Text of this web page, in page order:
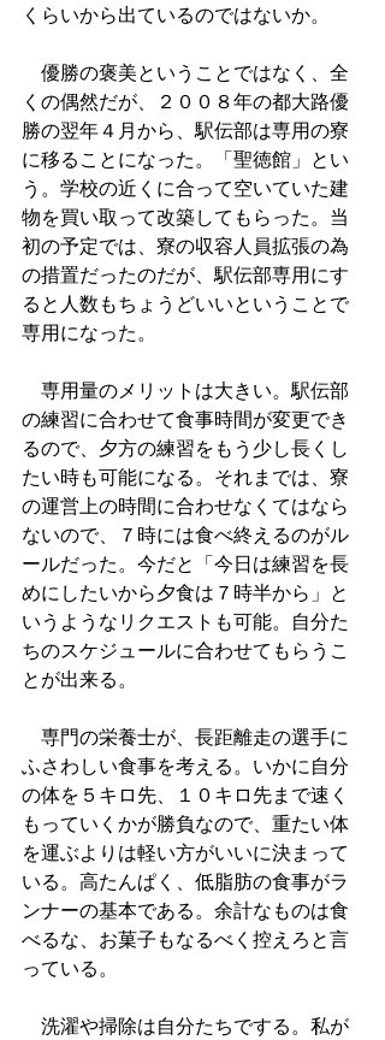
くらいから出ているのではないか。
優勝の褒美ということではなく、全
くの偶然だが、２００８年の都大路優
勝の翌年４月から、駅伝部は専用の寮
に移ることになった。「聖徳館」とい
う。学校の近くに合って空いていた建
物を買い取って改築してもらった。当
初の予定では、寮の収容人員拡張の為
の措置だったのだが、駅伝部専用にす
ると人数もちょうどいいということで
専用になった。
専用量のメリットは大きい。駅伝部
の練習に合わせて食事時間が変更でき
るので、夕方の練習をもう少し長くし
たい時も可能になる。それまでは、寮
の運営上の時間に合わせなくてはなら
ないので、７時には食べ終えるのがル
ールだった。今だと「今日は練習を長
めにしたいから夕食は７時半から」と
いうようなリクエストも可能。自分た
ちのスケジュールに合わせてもらうこ
とが出来る。
専門の栄養士が、長距離走の選手に
ふさわしい食事を考える。いかに自分
の体を５キロ先、１０キロ先まで速く
もっていくかが勝負なので、重たい体
を運ぶよりは軽い方がいいに決まって
いる。高たんぱく、低脂肪の食事がラ
ンナーの基本である。余計なものは食
べるな、お菓子もなるべく控えろと言
っている。
洗濯や掃除は自分たちでする。私が